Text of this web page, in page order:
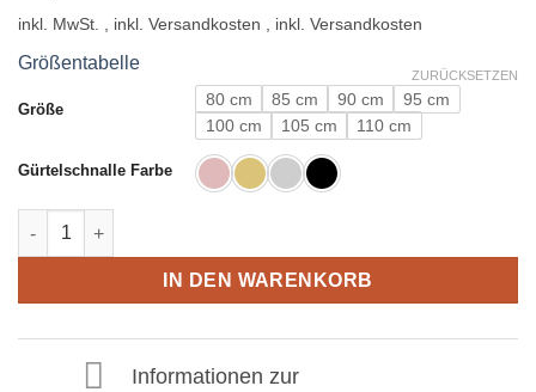
inkl. MwSt.
Größentabelle
Größe
80 cm 85 cm 90 cm
95 cm
100 cm
105 cm 110 cm
Gürtelschnalle Farbe
ZURÜCKSETZEN
Ledergürtel in Rot mit X Schnalle 32mm Menge
IN DEN WARENKORB
Informationen zur